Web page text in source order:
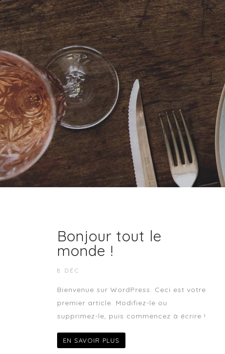
Bonjour tout le
monde !
8 DÉC
Bienvenue sur WordPress. Ceci est votre
premier article. Modifiez-le ou
supprimez-le, puis commencez à écrire !
EN SAVOIR PLUS